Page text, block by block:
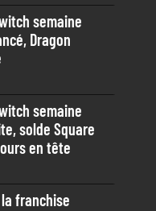
semaine
Dragon
semaine
solde Square
en tête
la franchise